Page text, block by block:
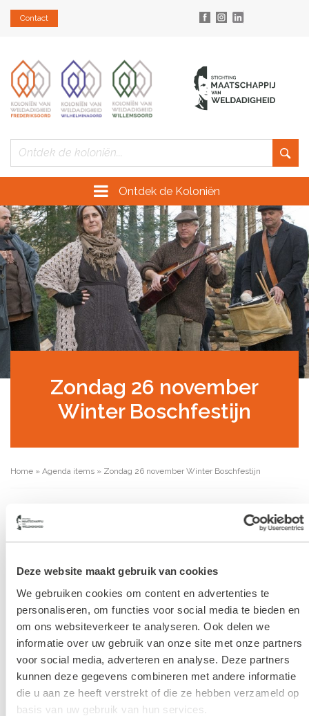
Deze website maakt gebruik van cookies
We gebruiken cookies om content en advertenties te
personaliseren, om functies voor social media te bieden en
om ons websiteverkeer te analyseren. Ook delen we
informatie over uw gebruik van onze site met onze partners
voor social media, adverteren en analyse. Deze partners
kunnen deze gegevens combineren met andere informatie
die u aan ze heeft verstrekt of die ze hebben verzameld op
basis van uw gebruik van hun services.
Contact
Ontdek de Koloniën
Zondag 26 november
Winter Boschfestijn
Home » Agenda items » Zondag 26 november Winter Boschfestijn
Zondag 26 november
Winter Boschfestijn
Een uniek sfeerfestijn met lichtjes en
vuren, fraaie stands, diverse
demonstraties en activiteiten. Voor
winterse hapjes en drankjes wordt
gezorgd. Het festijn vindt plaats op het
terrein en in het aangrenzende bos van
Museum de Koloniehof. Een echt familie-